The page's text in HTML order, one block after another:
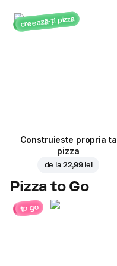
creează-ți pizza
Construieste propria ta
pizza
de la 22,99 lei
Pizza to Go
to go